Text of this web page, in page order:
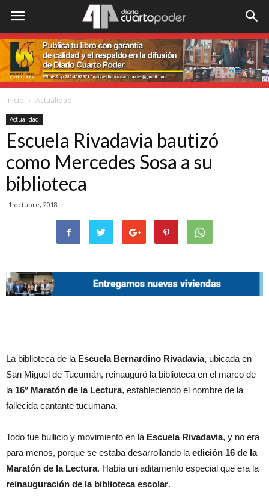
Inicio Actualidad
Actualidad
Escuela Rivadavia bautizó
como Mercedes Sosa a su
biblioteca
1 octubre, 2018
La biblioteca de la Escuela Bernardino Rivadavia, ubicada en
San Miguel de Tucumán, reinauguró la biblioteca en el marco de
la 16° Maratón de la Lectura, estableciendo el nombre de la
fallecida cantante tucumana.
Todo fue bullicio y movimiento en la Escuela Rivadavia, y no era
para menos, porque se estaba desarrollando la edición 16 de la
Maratón de la Lectura. Había un aditamento especial que era la
reinauguración de la biblioteca escolar.